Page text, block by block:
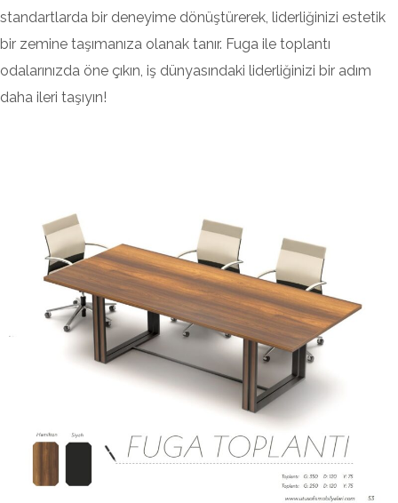
standartlarda bir deneyime dönüştürerek, liderliğinizi estetik
bir zemine taşımanıza olanak tanır. Fuga ile toplantı
odalarınızda öne çıkın, iş dünyasındaki liderliğinizi bir adım
daha ileri taşıyın!